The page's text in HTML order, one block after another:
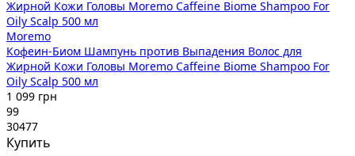
Moremo
Кофеин-Биом Шампунь против Выпадения Волос для
Жирной Кожи Головы Moremo Caffeine Biome Shampoo For
Oily Scalp 500 мл
1 099 грн
99
30477
Купить